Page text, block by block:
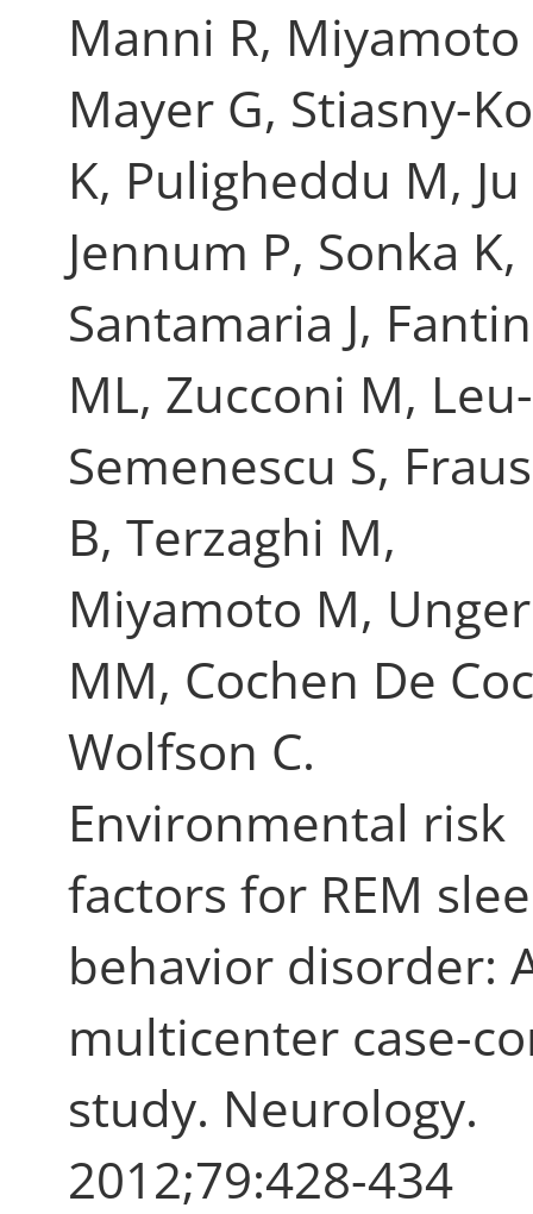
Manni R, Miyamoto
Mayer G, Stiasny-
K, Puligheddu M, Ju
Jennum P, Sonka K,
Santamaria J,
ML, Zucconi M, Leu-
Semenescu S,
B, Terzaghi M,
Miyamoto M, Unger
MM, Cochen De
Wolfson C.
Environmental risk
factors for REM
behavior disorder:
multicenter case-
study. Neurology.
2012;79:428-434